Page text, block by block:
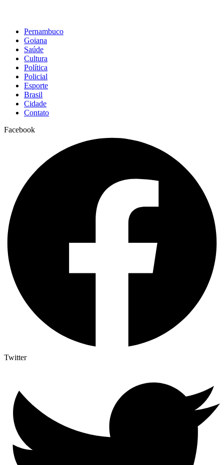
Pernambuco
Goiana
Saúde
Cultura
Política
Policial
Esporte
Brasil
Cidade
Contato
Facebook
Twitter